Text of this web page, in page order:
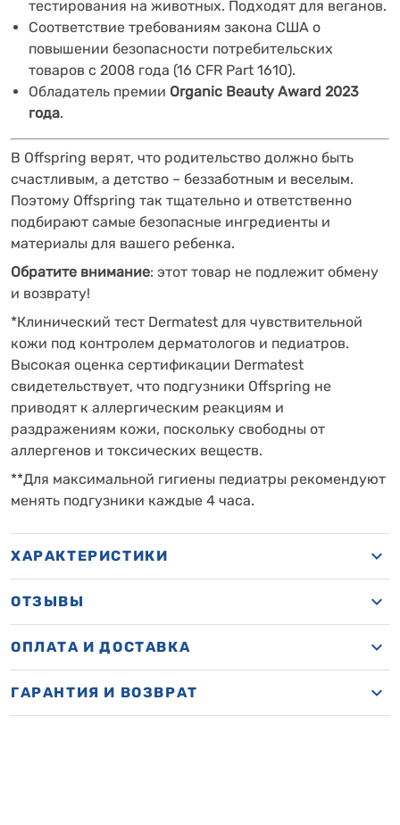
тестирования на животных. Подходят для веганов.
Соответствие требованиям закона США о
повышении безопасности потребительских
товаров с 2008 года (16 CFR Part 1610).
Обладатель премии Organic Beauty Award 2023
года.
В Offspring верят, что родительство должно быть
счастливым, а детство – беззаботным и веселым.
Поэтому Offspring так тщательно и ответственно
подбирают самые безопасные ингредиенты и
материалы для вашего ребенка.
Обратите внимание: этот товар не подлежит обмену
и возврату!
*Клинический тест Dermatest для чувствительной
кожи под контролем дерматологов и педиатров.
Высокая оценка сертификации Dermatest
свидетельствует, что подгузники Offspring не
приводят к аллергическим реакциям и
раздражениям кожи, поскольку свободны от
аллергенов и токсических веществ.
**Для максимальной гигиены педиатры рекомендуют
менять подгузники каждые 4 часа.
ХАРАКТЕРИСТИКИ
ОТЗЫВЫ
ОПЛАТА И ДОСТАВКА
ГАРАНТИЯ И ВОЗВРАТ